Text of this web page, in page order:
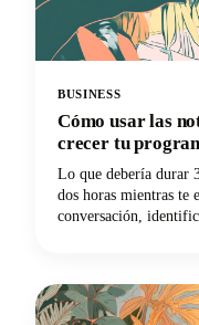
BUSINESS
Cómo usar las
crecer tu
Lo que debería durar
dos horas mientras te
conversación,
en el texto para